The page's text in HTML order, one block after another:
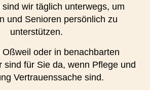
wir täglich unterwegs, um
und Senioren persönlich zu
unterstützen.
oder in benachbarten
sind für Sie da, wenn Pflege und
Vertrauenssache sind.